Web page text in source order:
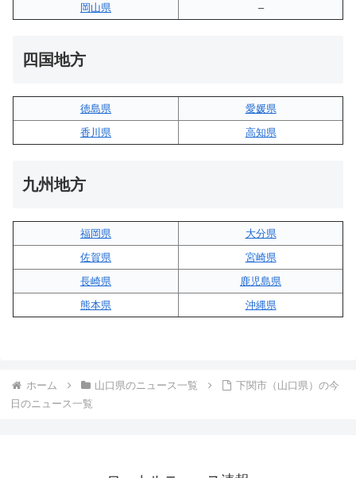
岡山県
–
四国地方
徳島県
愛媛県
香川県
高知県
九州地方
福岡県
大分県
佐賀県
宮崎県
長崎県
鹿児島県
熊本県
沖縄県
ホーム 山口県のニュース一覧
下関市（山口県）の今
日のニュース一覧